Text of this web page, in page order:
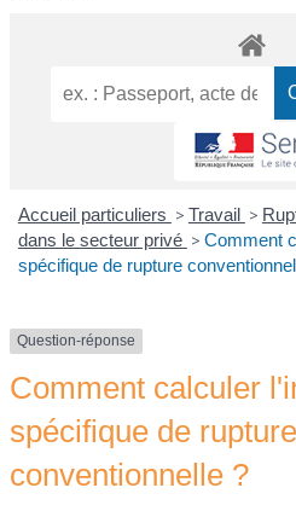
Accueil particuliers > Travail >
dans le secteur privé > Comment
spécifique de rupture
Question-réponse
Comment calculer
spécifique de rupture
conventionnelle ?